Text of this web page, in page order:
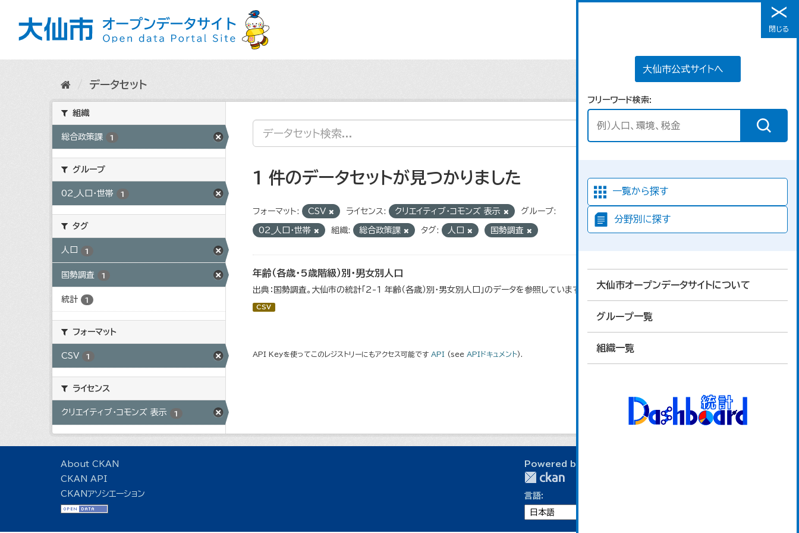
メニュー
大仙市公式サイトへ
フリーワード検索
一覧から探す
分野別に探す
大仙市オープンデータサイトについて
グループ一覧
組織一覧
閉じる
データセット
組織
総合政策課 1
グループ
02_人口・世帯 1
タグ
人口 1
国勢調査 1
統計 1
フォーマット
CSV 1
ライセンス
クリエイティブ・コモンズ 表示 1
1 件のデータセットが見つかりました
フォーマット: CSV ライセンス: クリエイティブ・コモンズ 表示 グループ:
02_人口・世帯 組織: 総合政策課 タグ: 人口 国勢調査
年齢（各歳・5歳階級）別・男女別人口
出典：国勢調査。大仙市の統計「2-1 年齢（各歳）別・男女別人口」のデータを参照しています。
CSV
API Keyを使ってこのレジストリーにもアクセス可能です API (see APIドキュメント).
About CKAN
CKAN API
CKANアソシエーション
Powered by
言語